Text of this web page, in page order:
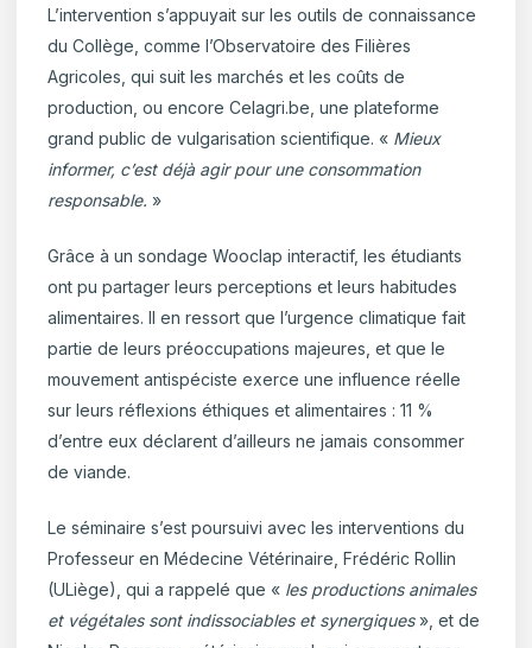
L’intervention s’appuyait sur les outils de connaissance
du Collège, comme l’Observatoire des Filières
Agricoles, qui suit les marchés et les coûts de
production, ou encore Celagri.be, une plateforme
grand public de vulgarisation scientifique. « Mieux
informer, c’est déjà agir pour une consommation
responsable. »
Grâce à un sondage Wooclap interactif, les étudiants
ont pu partager leurs perceptions et leurs habitudes
alimentaires. Il en ressort que l’urgence climatique fait
partie de leurs préoccupations majeures, et que le
mouvement antispéciste exerce une influence réelle
sur leurs réflexions éthiques et alimentaires : 11 %
d’entre eux déclarent d’ailleurs ne jamais consommer
de viande.
Le séminaire s’est poursuivi avec les interventions du
Professeur en Médecine Vétérinaire, Frédéric Rollin
(ULiège), qui a rappelé que « les productions animales
et végétales sont indissociables et synergiques», et de